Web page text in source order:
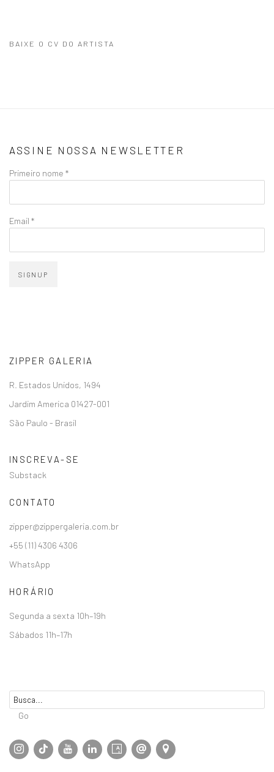
BAIXE O CV DO ARTISTA
ASSINE NOSSA NEWSLETTER
Primeiro nome *
Email *
SIGNUP
ZIPPER GALERIA
R. Estados Unidos, 1494
Jardim America 01427-001
São Paulo - Brasil
INSCREVA-SE
Substack
CONTATO
zipper@zippergaleria.com.br
+55 (11) 4306 4306
WhatsApp
HORÁRIO
Segunda a sexta 10h–19h
Sábados 11h–17h
Go